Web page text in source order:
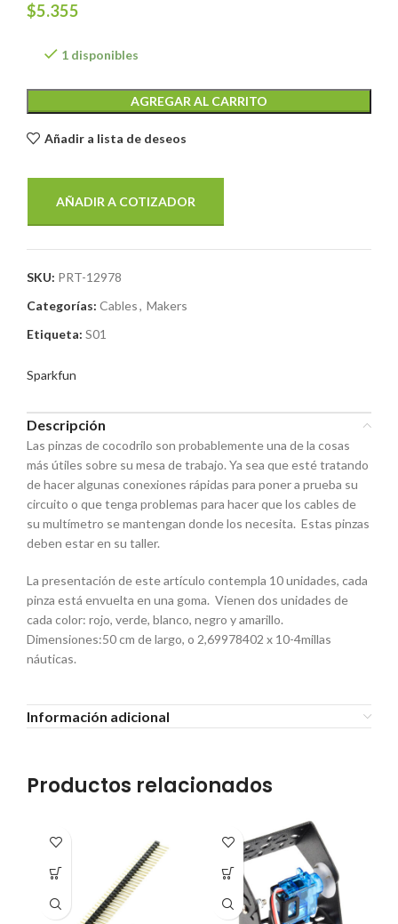
$5.355
1 disponibles
AGREGAR AL CARRITO
Añadir a lista de deseos
AÑADIR A COTIZADOR
SKU: PRT-12978
Categorías: Cables, Makers
Etiqueta: S01
Sparkfun
Descripción
Las pinzas de cocodrilo son probablemente una de la cosas
más útiles sobre su mesa de trabajo. Ya sea que esté tratando
de hacer algunas conexiones rápidas para poner a prueba su
circuito o que tenga problemas para hacer que los cables de
su multímetro se mantengan donde los necesita. Estas pinzas
deben estar en su taller.
La presentación de este artículo contempla 10 unidades, cada
pinza está envuelta en una goma. Vienen dos unidades de
cada color: rojo, verde, blanco, negro y amarillo.
Dimensiones:50 cm de largo, o 2,69978402 x 10-4millas
náuticas.
Información adicional
Productos relacionados